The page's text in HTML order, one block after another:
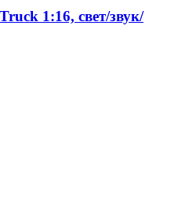
1:16, свет/звук/